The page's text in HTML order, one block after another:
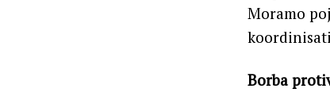
Moramo
Borba